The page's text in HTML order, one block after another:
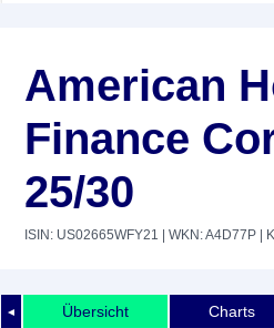
American
Finance
25/30
ISIN: US02665WFY21 | WKN: A4D77P |
◄ Übersicht Charts